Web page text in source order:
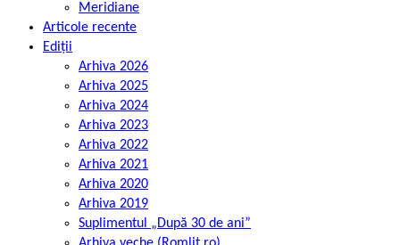
Meridiane
Articole recente
Ediții
Arhiva 2026
Arhiva 2025
Arhiva 2024
Arhiva 2023
Arhiva 2022
Arhiva 2021
Arhiva 2020
Arhiva 2019
Suplimentul „După 30 de ani”